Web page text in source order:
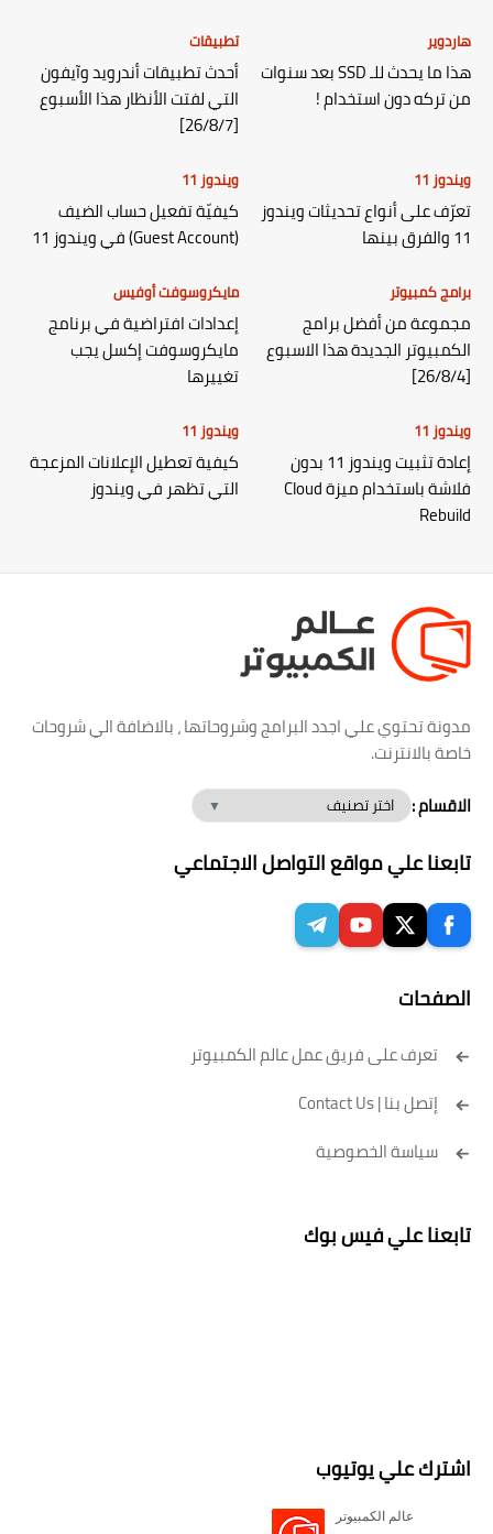
هاردوير
هذا ما يحدث للـ SSD بعد سنوات
من تركه دون استخدام !
تطبيقات
أحدث تطبيقات أندرويد وآيفون
التي لفتت الأنظار هذا الأسبوع
[26/8/7]
ويندوز 11
تعرّف على أنواع تحديثات ويندوز
11 والفرق بينها
ويندوز 11
كيفيّة تفعيل حساب الضيف
(Guest Account) في ويندوز 11
برامج كمبيوتر
مجموعة من أفضل برامج
الكمبيوتر الجديدة هذا الاسبوع
[26/8/4]
مايكروسوفت أوفيس
إعدادات افتراضية في برنامج
مايكروسوفت إكسل يجب
تغييرها
ويندوز 11
إعادة تثبيت ويندوز 11 بدون
فلاشة باستخدام ميزة Cloud
Rebuild
ويندوز 11
كيفية تعطيل الإعلانات المزعجة
التي تظهر في ويندوز
مدونة تحتوي علي اجدد البرامج وشروحاتها ، بالاضافة الي شروحات
خاصة بالانترنت.
الاقسام :
تابعنا علي مواقع التواصل الاجتماعي
الصفحات
تعرف على فريق عمل عالم الكمبيوتر
إتصل بنا | Contact Us
سياسة الخصوصية
تابعنا علي فيس بوك
اشترك علي يوتيوب